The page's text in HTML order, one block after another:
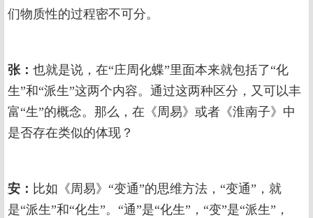
们物质性的过程密不可分。
张： 也就是说，在“庄周化蝶”里面本来就包括了“化
生”和“派生”这两个内容。通过这两种区分，又可以丰
富“生”的概念。那么，在《周易》或者《淮南子》中
是否存在类似的体现？
安： 比如《周易》“变通”的思维方法，“变通”，就
是“派生”和“化生”。“通”是“化生”，“变”是“派生”，